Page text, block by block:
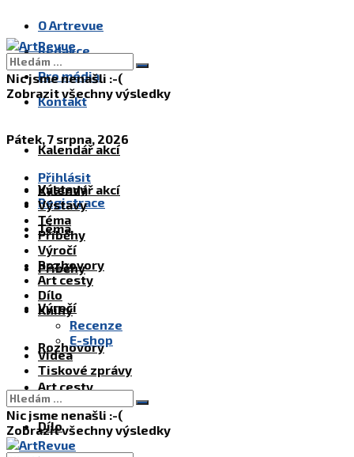
O Artrevue
Redakce
Pro média
Kontakt
Pátek, 7 srpna, 2026
Přihlásit
Registrace
Nic jsme nenašli :-(
Zobrazit všechny výsledky
Kalendář akcí
Výstavy
Téma
Příběhy
Výročí
Rozhovory
Art cesty
Dílo
Kalendář akcí
Výstavy
Téma
Příběhy
Výročí
Rozhovory
Art cesty
Dílo
Knihy
Recenze
E-shop
Videa
Tiskové zprávy
Nic jsme nenašli :-(
Zobrazit všechny výsledky